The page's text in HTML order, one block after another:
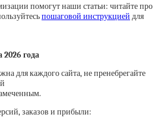
помогут наши статьи: читайте про
пошаговой инструкцией для
2026 года
для каждого сайта, не пренебрегайте
заказов и прибыли: